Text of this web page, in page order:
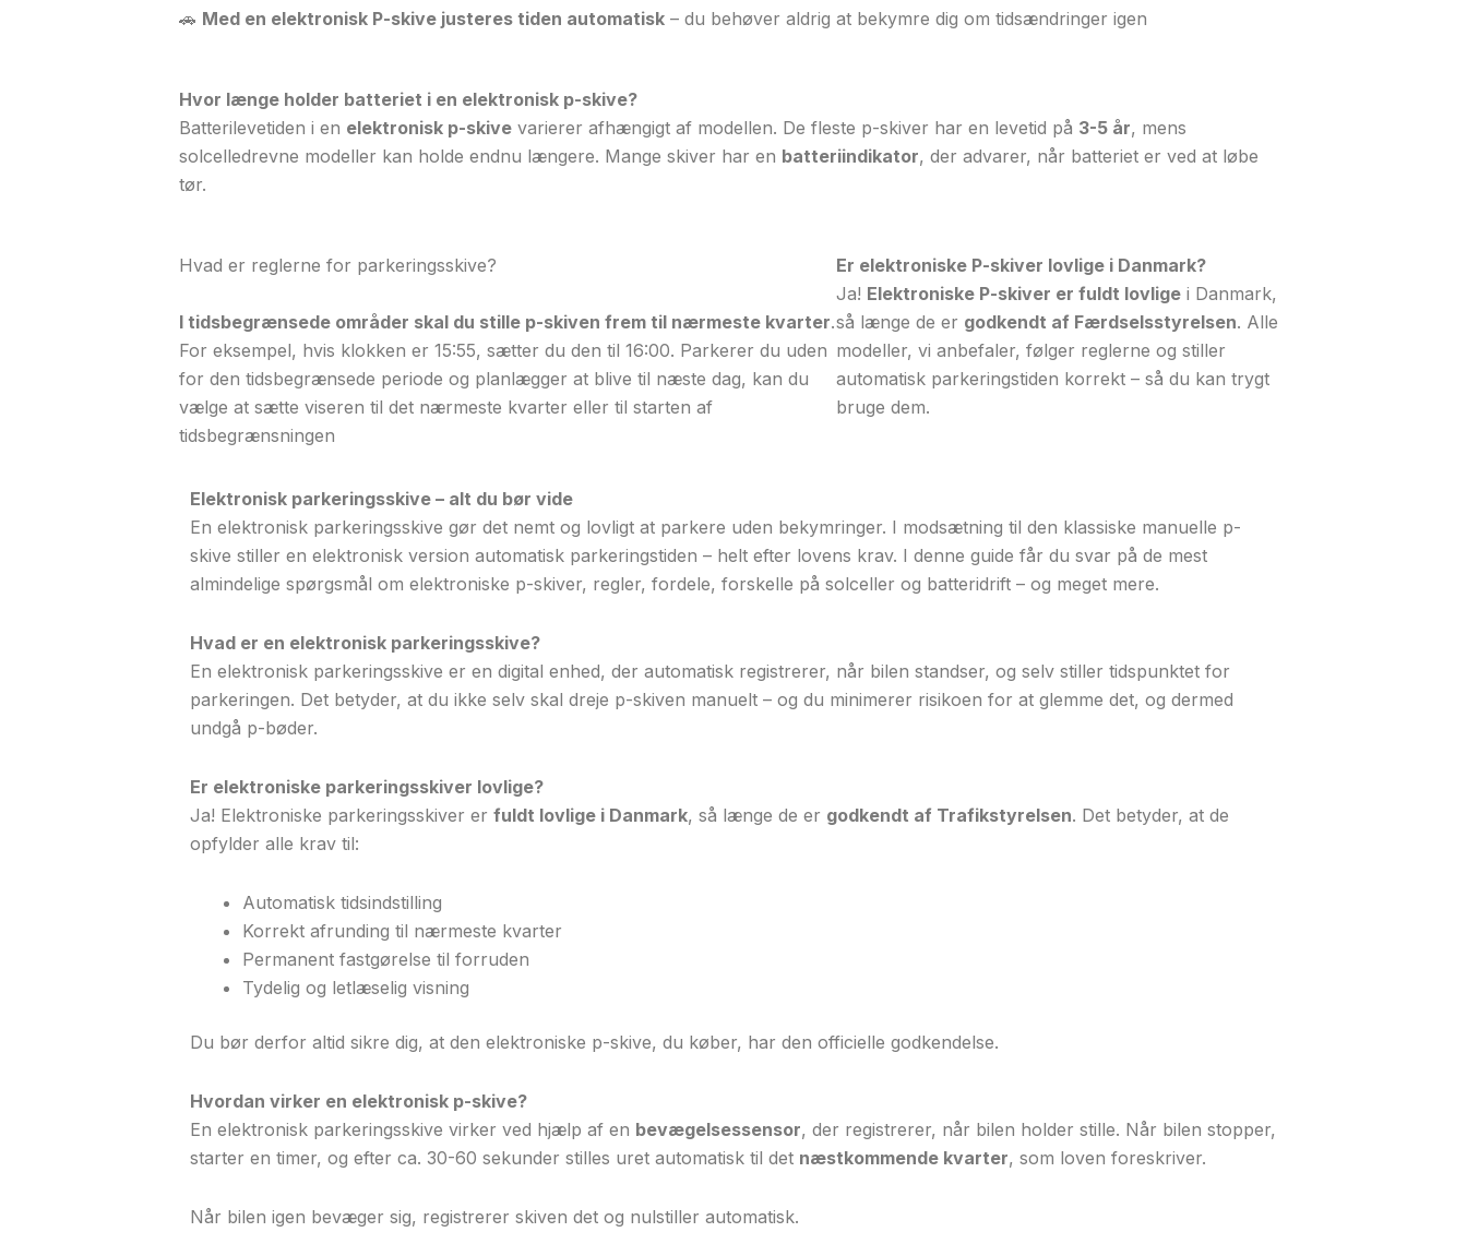
🚗 Med en elektronisk P-skive justeres tiden automatisk – du behøver aldrig at bekymre dig om tidsændringer igen
Hvor længe holder batteriet i en elektronisk p-skive?
Batterilevetiden i en elektronisk p-skive varierer afhængigt af modellen. De fleste p-skiver har en levetid på 3-5 år, mens
solcelledrevne modeller kan holde endnu længere. Mange skiver har en batteriindikator, der advarer, når batteriet er ved at løbe
tør.
Hvad er reglerne for parkeringsskive?
I tidsbegrænsede områder skal du stille p-skiven frem til nærmeste kvarter.
For eksempel, hvis klokken er 15:55, sætter du den til 16:00. Parkerer du uden
for den tidsbegrænsede periode og planlægger at blive til næste dag, kan du
vælge at sætte viseren til det nærmeste kvarter eller til starten af
tidsbegrænsningen
Er elektroniske P-skiver lovlige i Danmark?
Ja! Elektroniske P-skiver er fuldt lovligei Danmark,
så længe de er godkendt af Færdselsstyrelsen. Alle
modeller, vi anbefaler, følger reglerne og stiller
automatisk parkeringstiden korrekt – så du kan trygt
bruge dem.
Elektronisk parkeringsskive – alt du bør vide
En elektronisk parkeringsskive gør det nemt og lovligt at parkere uden bekymringer. I modsætning til den klassiske manuelle p-
skive stiller en elektronisk version automatisk parkeringstiden – helt efter lovens krav. I denne guide får du svar på de mest
almindelige spørgsmål om elektroniske p-skiver, regler, fordele, forskelle på solceller og batteridrift – og meget mere.
Hvad er en elektronisk parkeringsskive?
En elektronisk parkeringsskive er en digital enhed, der automatisk registrerer, når bilen standser, og selv stiller tidspunktet for
parkeringen. Det betyder, at du ikke selv skal dreje p-skiven manuelt – og du minimerer risikoen for at glemme det, og dermed
undgå p-bøder.
Er elektroniske parkeringsskiver lovlige?
Ja! Elektroniske parkeringsskiver erfuldt lovlige i Danmark, så længe de er godkendt af Trafikstyrelsen. Det betyder, at de
opfylder alle krav til:
Automatisk tidsindstilling
Korrekt afrunding til nærmeste kvarter
Permanent fastgørelse til forruden
Tydelig og letlæselig visning
Du bør derfor altid sikre dig, at den elektroniske p-skive, du køber, har den officielle godkendelse.
Hvordan virker en elektronisk p-skive?
En elektronisk parkeringsskive virker ved hjælp af en bevægelsessensor, der registrerer, når bilen holder stille. Når bilen stopper,
starter en timer, og efter ca. 30-60 sekunder stilles uret automatisk til det næstkommende kvarter, som loven foreskriver.
Når bilen igen bevæger sig, registrerer skiven det og nulstiller automatisk.